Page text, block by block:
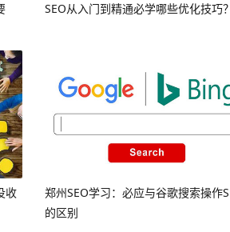
SEO从入门到精通必学哪些优化技巧？
收
郑州SEO学习：必应与谷歌搜索操作
的区别